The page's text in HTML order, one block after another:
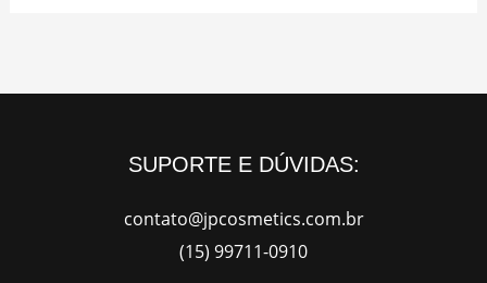
SUPORTE E DÚVIDAS:
contato@jpcosmetics.com.br
(15) 99711-0910